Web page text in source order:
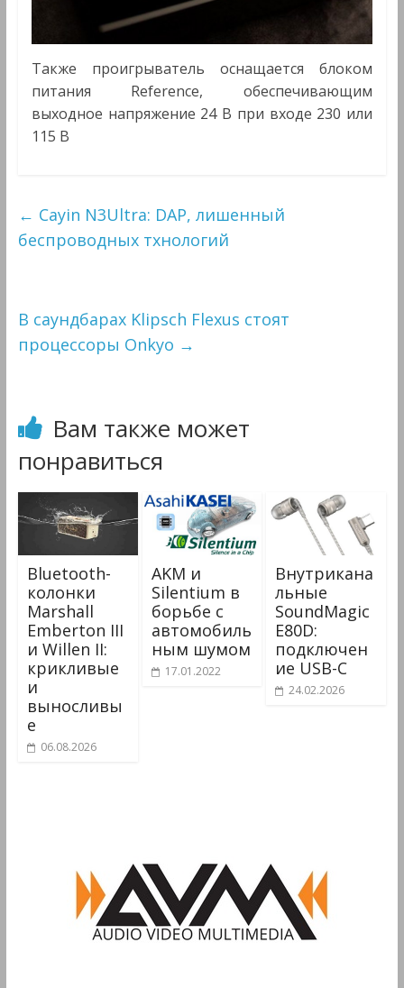
Также проигрыватель оснащается блоком
питания Reference, обеспечивающим
выходное напряжение 24 В при входе 230 или
115 В
← Cayin N3Ultra: DAP, лишенный
беспроводных тхнологий
В саундбарах Klipsch Flexus стоят
процессоры Onkyo →
Вам также может
понравиться
Bluetooth-
колонки
Marshall
Emberton III
и Willen II:
крикливые
и
выносливы
е
06.08.2026
AKM и
Silentium в
борьбе с
автомобиль
ным шумом
17.01.2022
Внутрикана
льные
SoundMagic
E80D:
подключен
ие USB-C
24.02.2026